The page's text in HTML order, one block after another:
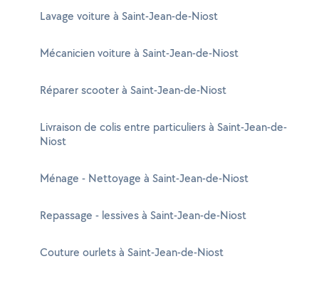
Lavage voiture à Saint-Jean-de-Niost
Mécanicien voiture à Saint-Jean-de-Niost
Réparer scooter à Saint-Jean-de-Niost
Livraison de colis entre particuliers à Saint-Jean-de-
Niost
Ménage - Nettoyage à Saint-Jean-de-Niost
Repassage - lessives à Saint-Jean-de-Niost
Couture ourlets à Saint-Jean-de-Niost